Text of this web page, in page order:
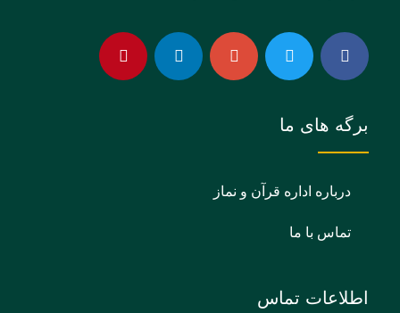
برگه های ما
درباره اداره قرآن و نماز
تماس با ما
اطلاعات تماس